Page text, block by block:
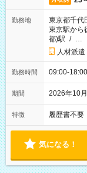
勤務地
東京都千代
東京駅から
都)駅 / …
人材派
勤務時間 09:00-
期間 2026年10
特徴 履歴書不要
気になる！